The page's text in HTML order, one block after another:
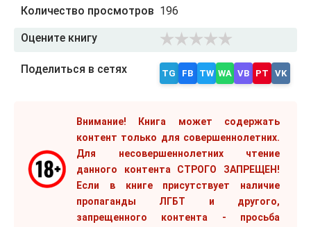
Количество просмотров 196
Оцените книгу
Поделиться в сетях TG FB TW WA VB PT VK
Внимание! Книга может содержать
контент только для совершеннолетних.
Для несовершеннолетних чтение
данного контента СТРОГО ЗАПРЕЩЕН!
Если в книге присутствует наличие
пропаганды ЛГБТ и другого,
запрещенного контента - просьба